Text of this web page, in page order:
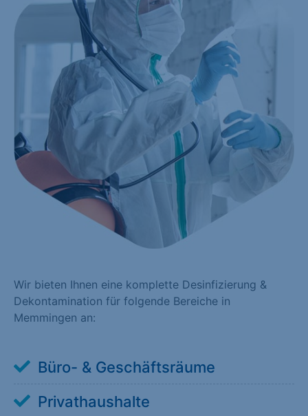
Wir bieten Ihnen eine komplette Desinfizierung &
Dekontamination für folgende Bereiche in
Memmingen an:
Büro- & Geschäftsräume
Privathaushalte